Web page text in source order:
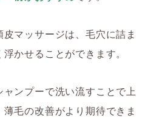
マッサージは、毛穴に詰ま
かせることができます。
ンプーで洗い流すことで上
薄毛の改善がより期待できま